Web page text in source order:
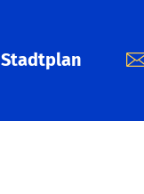
Stadtplan